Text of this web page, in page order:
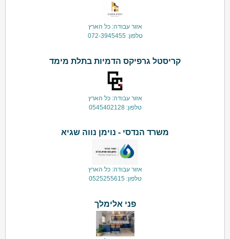
אזור עבודה: כל הארץ
טלפון: 072-3945455
קריסטל גרפיקס הדמיות בתלת מימד
אזור עבודה: כל הארץ
טלפון: 0545402128
משרד הנדסי - נוימן נווה שגיא
אזור עבודה: כל הארץ
טלפון: 0525255615
פני אלימלך